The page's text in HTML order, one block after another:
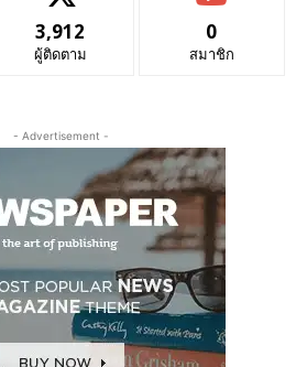
3,912
ผู้ติดตาม
0
สมาชิก
- Advertisement -